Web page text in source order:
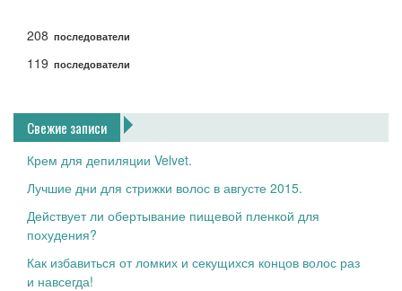
208 последователи
119 последователи
Свежие записи
Крем для депиляции Velvet.
Лучшие дни для стрижки волос в августе 2015.
Действует ли обертывание пищевой пленкой для
похудения?
Как избавиться от ломких и секущихся концов волос раз
и навсегда!